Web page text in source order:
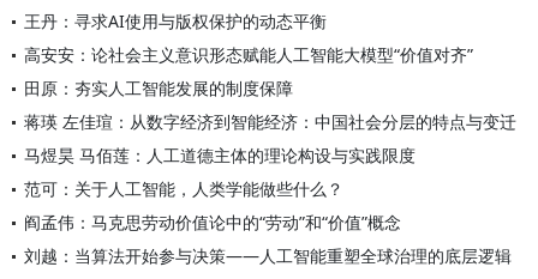
王丹：寻求AI使用与版权保护的动态平衡
高安安：论社会主义意识形态赋能人工智能大模型“价值对齐”
田原：夯实人工智能发展的制度保障
蒋瑛 左佳瑄：从数字经济到智能经济：中国社会分层的特点与变迁
马煜昊 马佰莲：人工道德主体的理论构设与实践限度
范可：关于人工智能，人类学能做些什么？
阎孟伟：马克思劳动价值论中的“劳动”和“价值”概念
刘越：当算法开始参与决策——人工智能重塑全球治理的底层逻辑